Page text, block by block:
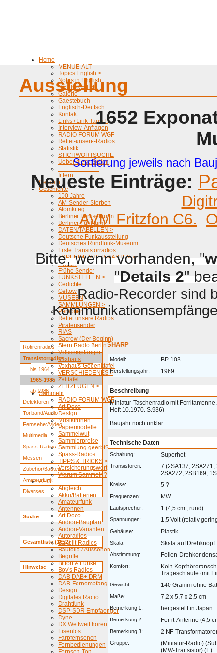
Home
MENUE-ALT
Topics English >
Notes in English
NEUIGKEITEN
Galerie
Gaestebuch
Englisch-Deutsch
Kontakt
Links / Link-Tausch
Interview-Anfragen
RADIO-FORUM WGF
Rettet-unsere-Radios
Statistik
STICHWORTSUCHE
Ueber diese Seiten
---------------------
Intern
Geraete
Geschichte
100 Jahre
AM-Sender-Sterben
Atomkrieg
Berliner Fernsehturm
Berliner Funkturm
DATEN/TABELLEN >
Deutsche Funkausstellung
Deutsches Rundfunk-Museum
Erste Transistorradios
EXPERIMENTIER-KÄSTEN >
Firmen
Frühe Sender
FUNKSTELLEN >
Gedichte
Geltow
MUSEEN
SAMMLUNGEN >
Personen
Rettet unsere Radios
Piratensender
RIAS
Sacrow (Der Beginn)
Stern Radio Berlin
Volksempfänger
Voxhaus
Voxhaus-Gedenktafel
VERSCHIEDENES >
Zeittafel
ZEITZEUGEN >
Sammeln
RADIO-FORUM WGF
Art Deco
Design
Musiktruhen
Papiermodelle
Sammelwut
Sammlerpreise
Sammlung geerbt?
Spass-Radios
TIPPS & TRICKS >
Versicherungswert
Warum Sammeln?
A - G
Abgleich
Akku/Batterien
Amateurfunk
Antennen
Art Deco
Audion-Bauplan
Audion-Varianten
Autoradios
Bakelit-Radios
Bauteile / Aussehen
Begriffe
Bittorf & Funke
Boy's Radios
DAB DAB+ DRM
DAB-Fernempfang
Design
Digitales Radio
Drahtfunk
DSP-SDR Empfaenger
Dyne
DX Weltweit hören
Eisenlos
Farbfernsehen
Fernbedienungen
Fernseh-Ton
Ausstellung
1652
Sortierung jeweils nach
Neueste Einträge:
AVM Fritzfon C6.
Bitte, wenn vorhanden, "
"Details 2"
Radio-Recorder sind
Röhrenradios
Transistorradios
bis 1964
1965-1985
ab 1986
Detektoren
Tonband/Audio
Fernseher/Video
Multimedia
Spass-Radios
Messen
Zubehör/Bauteile
Amateurfunk
Diverses
Suche
Gesamtliste (1652)
Hinweise
SHARP
Modell: BP-103
Herstellungsjahr: 1969
Beschreibung
Miniatur-Taschenradio mit
Heft 10.1970. S.936)
Baujahr noch unklar.
Technische Daten
Schaltung: Superhet
Transistoren:
7 (2SA137, 2SA271,
2SA272, 2SB169,
Kreise: 5 ?
Frequenzen: MW
Lautsprecher: 1 (4,5 cm , rund)
Spannungen: 1,5 Volt (relativ
Gehäuse: Plastik
Skala: Skala auf Drehknopf
Abstimmung: Folien-
Komfort:
Kein
Trageschlaufe (mit
Gewicht: 140 Gramm ohne
Maße: 7,2 x 5,7 x 2,5 cm
Bemerkung 1: hergestellt in Japan
Bemerkung 2: Ferrit-Antenne (4,5
Bemerkung 3: 2 NF-
Gruppe:
(Miniatur-Radio)
(MW-Transistor) (E)